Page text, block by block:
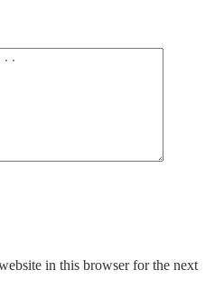
in this browser for the next